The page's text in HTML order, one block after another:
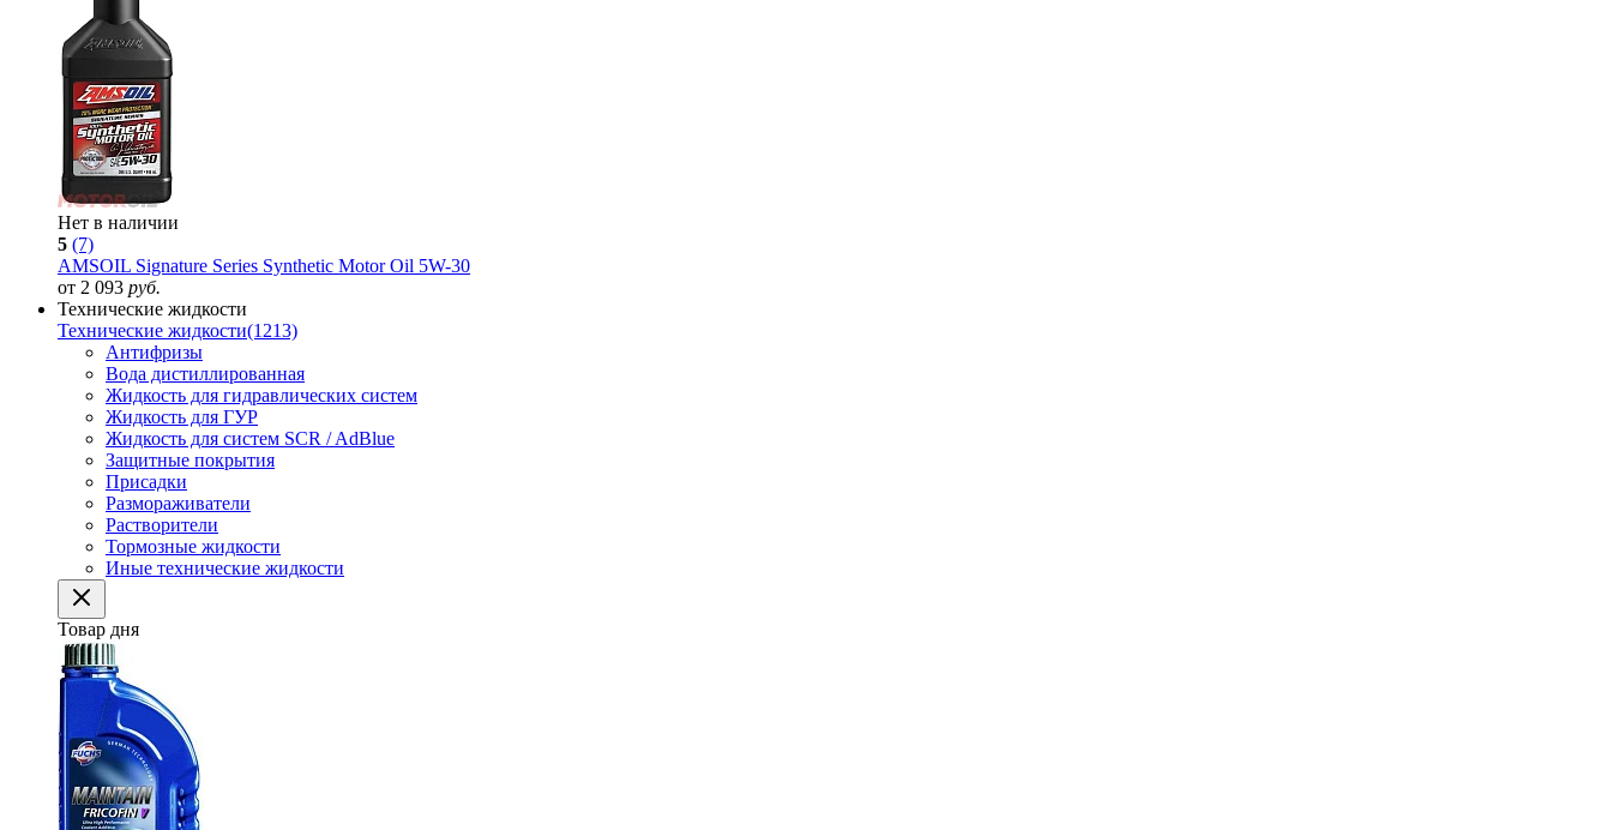
Нет в наличии
5 (7)
AMSOIL Signature Series Synthetic Motor Oil 5W-30
от 2 093 руб.
Технические жидкости
Технические жидкости(1213)
Антифризы
Вода дистиллированная
Жидкость для гидравлических систем
Жидкость для ГУР
Жидкость для систем SCR / AdBlue
Защитные покрытия
Присадки
Размораживатели
Растворители
Тормозные жидкости
Иные технические жидкости
Товар дня